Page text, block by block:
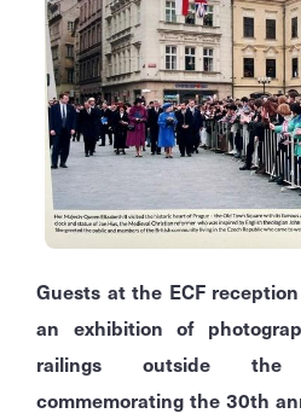
Guests at the ECF
an exhibition of
railings outside the
commemorating the 30th